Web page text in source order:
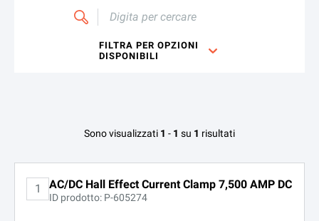
cercare
FILTRA PER OPZIONI
DISPONIBILI
Opzioni disponibili per AYA P3C-7500-C
Configurazioni non trovate
Sono visualizzati 1 - 1 su 1 risultati
1 AC/DC Hall Effect Current Clamp 7,500 AMP DC
ID prodotto: P-605274